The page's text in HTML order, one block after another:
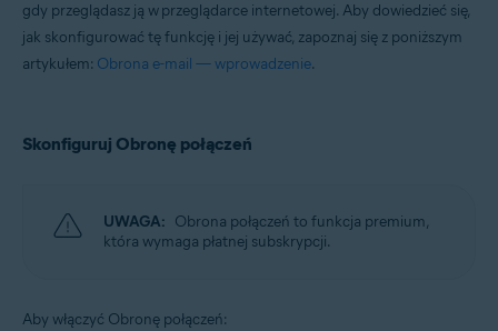
gdy przeglądasz ją w przeglądarce internetowej. Aby dowiedzieć się,
jak skonfigurować tę funkcję i jej używać, zapoznaj się z poniższym
artykułem: Obrona e-mail — wprowadzenie.
Skonfiguruj Obronę połączeń
UWAGA: Obrona połączeń to funkcja premium,
która wymaga płatnej subskrypcji.
Aby włączyć Obronę połączeń: